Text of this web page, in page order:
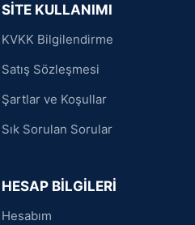
SİTE KULLANIMI
KVKK Bilgilendirme
Satış Sözleşmesi
Şartlar ve Koşullar
Sık Sorulan Sorular
HESAP BİLGİLERİ
Hesabım